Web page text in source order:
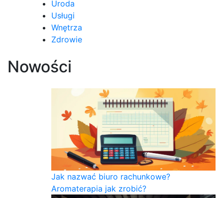
Uroda
Usługi
Wnętrza
Zdrowie
Nowości
Jak nazwać biuro rachunkowe?
Aromaterapia jak zrobić?